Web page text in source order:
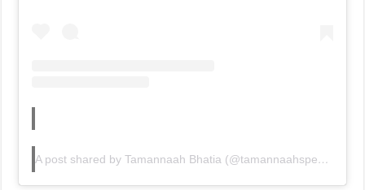
A post shared by Tamannaah Bhatia (@tamannaahspeaks)